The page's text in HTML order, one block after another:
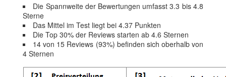
Die Spannweite der Bewertungen umfasst 3.3 bis 4.8
Sterne
Das Mittel im Test liegt bei 4.37 Punkten
Die Top 30% der Reviews starten ab 4.6 Sternen
14 von 15 Reviews (93%) befinden sich oberhalb von
4 Sternen